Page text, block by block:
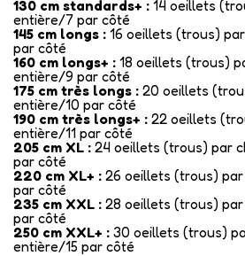
130 cm standards+ : 14 oeillets
entière/7 par côté
145 cm longs : 16 oeillets (trous)
par côté
160 cm longs+ : 18 oeillets (trous)
entière/9 par côté
175 cm très longs : 20 oeillets
entière/10 par côté
190 cm très longs+ : 22 oeillets
entière/11 par côté
205 cm XL : 24 oeillets (trous) par
par côté
220 cm XL+ : 26 oeillets (trous)
par côté
235 cm XXL : 28 oeillets (trous)
par côté
250 cm XXL+ : 30 oeillets (trous)
entière/15 par côté